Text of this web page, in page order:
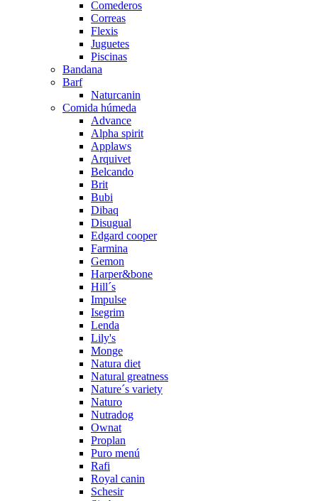
Comederos
Correas
Flexis
Juguetes
Piscinas
Bandana
Barf
Naturcanin
Comida húmeda
Advance
Alpha spirit
Applaws
Arquivet
Belcando
Brit
Bubi
Dibaq
Disugual
Edgard cooper
Farmina
Gemon
Harper&bone
Hill´s
Impulse
Isegrim
Lenda
Lily's
Monge
Natura diet
Natural greatness
Nature´s variety
Naturo
Nutradog
Ownat
Proplan
Puro menú
Rafi
Royal canin
Schesir